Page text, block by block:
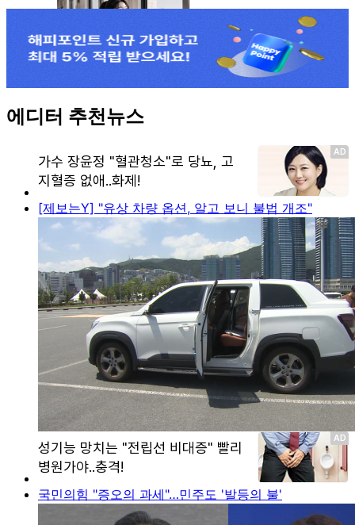
에디터 추천뉴스
[제보는Y] "유상 차량 옵션, 알고 보니 불법 개조"
국민의힘 "증오의 과세"…민주도 '발등의 불'